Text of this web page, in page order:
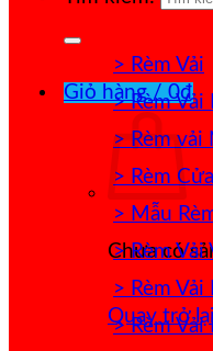
Giỏ hàng /0₫
Chưa có
Quay trở
> Rèm Vải
> Rèm
> Rèm vải
> Rèm
> Mẫu
> Rèm Vải
> Rèm
> Rèm Vải